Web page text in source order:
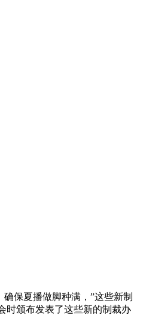
保夏播做脚种满，”这些新制
时颁布发表了这些新的制裁办